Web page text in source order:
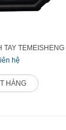
TAY TEMEISHENG
hệ
HÀNG